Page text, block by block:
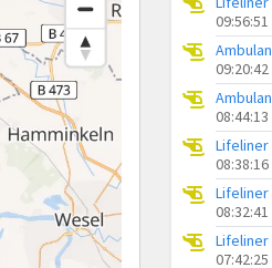
09:56:51
09:20:42
08:44:13
Lifeliner
08:38:16
Lifeliner
08:32:41
Lifeliner
07:42:25